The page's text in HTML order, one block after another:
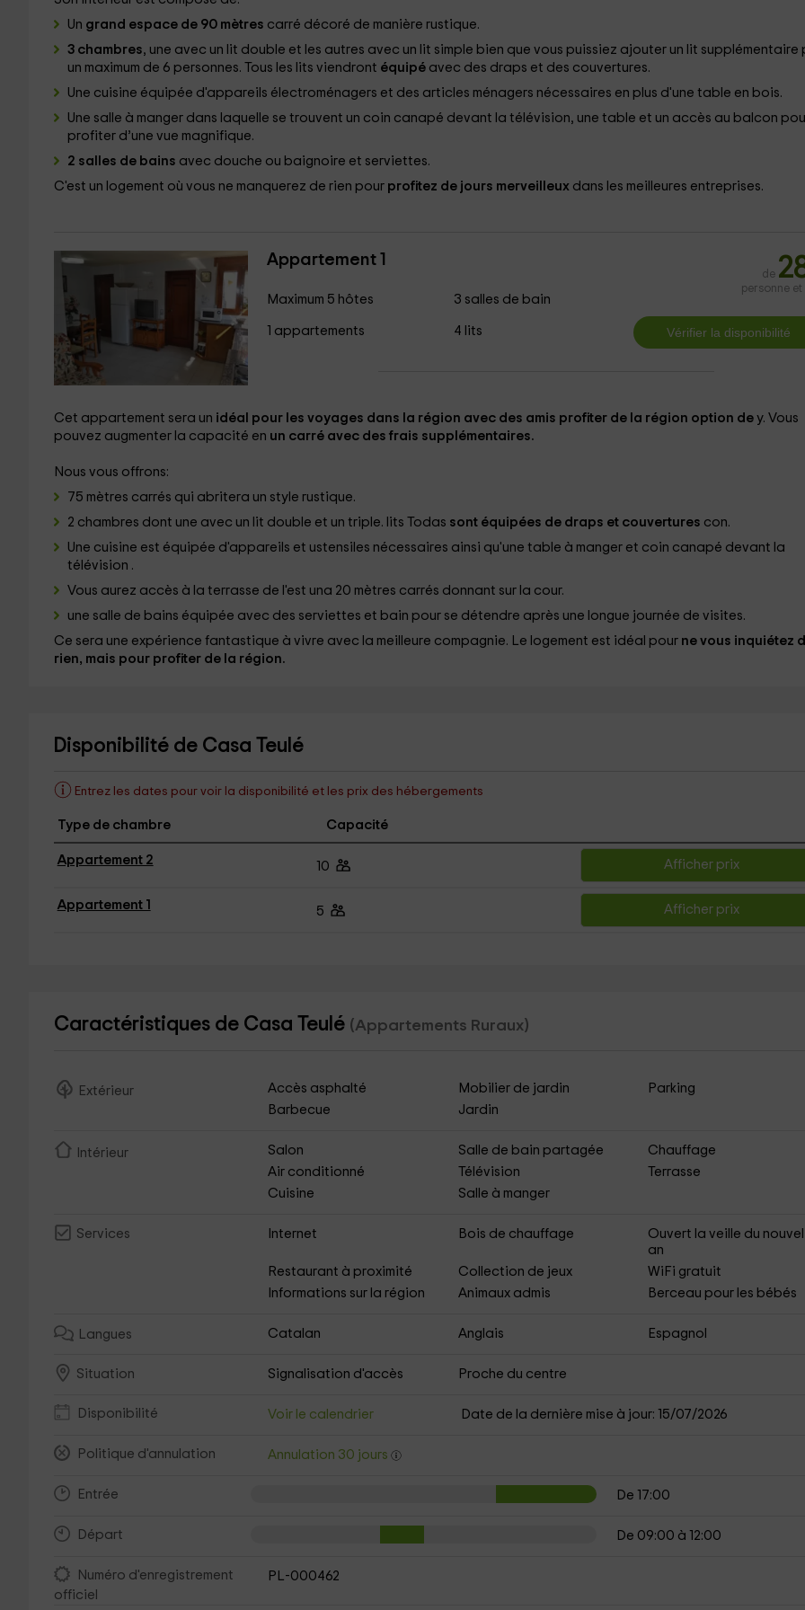
Un grand espace de 90 mètres carré décoré de manière rustique.
3 chambres, une avec un lit double et les autres avec un lit simple bien que vous puissiez ajouter un lit supplémentaire
un maximum de 6 personnes. Tous les lits viendront équipé avec des draps et des couvertures.
Une cuisine équipée d'appareils électroménagers et des articles ménagers nécessaires en plus d'une table en bois.
Une salle à manger dans laquelle se trouvent un coin canapé devant la télévision, une table et un accès au balcon
profiter d’une vue magnifique.
2 salles de bains avec douche ou baignoire et serviettes.
C'est un logement où vous ne manquerez de rien pour profitez de jours merveilleux dans les meilleures entreprises.
Appartement 1
Maximum 5 hôtes
1 appartements
3 salles de bain
4 lits
de
personne et
Cet appartement sera un idéal pour les voyages dans la région avec des amis profiter de la région option de y. Vous
pouvez augmenter la capacité en un carré avec des frais supplémentaires.
Nous vous offrons:
75 mètres carrés qui abritera un style rustique.
2 chambres dont une avec un lit double et un triple. lits Todas sont équipées de draps et couvertures con.
Une cuisine est équipée d'appareils et ustensiles nécessaires ainsi qu'une table à manger et coin canapé devant la
télévision .
Vous aurez accès à la terrasse de l'est una 20 mètres carrés donnant sur la cour.
une salle de bains équipée avec des serviettes et bain pour se détendre après une longue journée de visites.
Ce sera une expérience fantastique à vivre avec la meilleure compagnie. Le logement est idéal pour ne vous inquiétez
rien, mais pour profiter de la région.
Disponibilité de Casa Teulé
Entrez les dates pour voir la disponibilité et les prix des hébergements
Type de chambre Capacité
Appartement 2 10 Afficher prix
Appartement 1 5 Afficher prix
Caractéristiques de Casa Teulé (Appartements Ruraux)
Extérieur Accès asphalté Mobilier de jardin
Parking
Barbecue
Jardin
Intérieur Salon Salle de bain partagée
Chauffage
Air conditionné
Télévision
Terrasse
Cuisine
Salle à manger
Services Internet Bois de chauffage
Ouvert la veille du nouvel
an
Restaurant à proximité
Collection de jeux
WiFi gratuit
Informations sur la région
Animaux admis Berceau pour les bébés
Langues Catalan Anglais Espagnol
Situation Signalisation d'accès Proche du centre
Disponibilité Voir le calendrier Date de la dernière mise à jour: 15/07/2026
Politique d'annulation Annulation 30 jours
Entrée De 17:00
Départ De 09:00 à 12:00
Numéro d'enregistrement
officiel
PL-000462